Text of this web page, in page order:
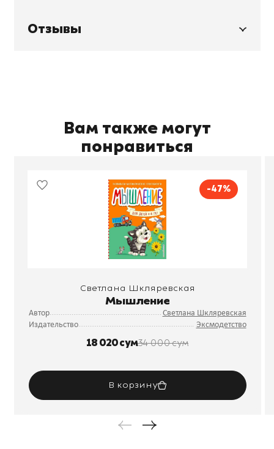
Отзывы
Вам также могут
понравиться
-47%
Светлана Шкляревская
Мышление
Автор
Светлана Шкляревская
Издательство
Эксмодетство
18 020 сум34 000 сум
В корзину